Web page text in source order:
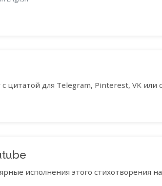
цитатой для Telegram, Pinterest, VK или
исполнения этого стихотворения